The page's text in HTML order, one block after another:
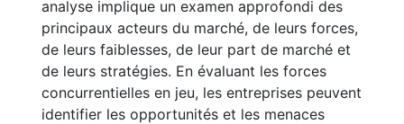
analyse implique un examen approfondi des
principaux acteurs du marché, de leurs forces,
de leurs faiblesses, de leur part de marché et
de leurs stratégies. En évaluant les forces
concurrentielles en jeu, les entreprises peuvent
identifier les opportunités et les menaces